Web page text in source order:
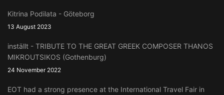
Kitrina Podilata - Göteborg
13 August 2023
inställt - TRIBUTE TO THE GREAT GREEK COMPOSER THANOS
MIKROUTSIKOS (Gothenburg)
24 November 2022
EOT had a strong presence at the International Travel Fair in